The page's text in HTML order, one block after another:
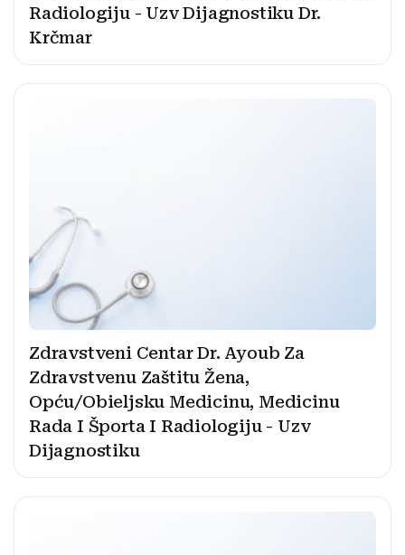
Radiologiju - Uzv Dijagnostiku Dr.
Krčmar
Zdravstveni Centar Dr. Ayoub Za
Zdravstvenu Zaštitu Žena,
Opću/Obieljsku Medicinu, Medicinu
Rada I Športa I Radiologiju - Uzv
Dijagnostiku